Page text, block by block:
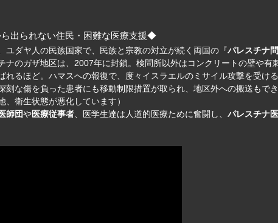
出られない住民・困難な医療支援◆
ユダヤ人の民族国家で、民族と宗教の対立が続く両国の『パレスチナ
ナのガザ地区は、2007年に封鎖。検問所以外はコンクリートの壁や
れるほど。ハマスへの報復で、度々イスラエルのミサイル攻撃を受
刻な傷を負った患者にも移動制限措置が取られ、地区外への搬送も
衛生状態が悪化しています）
師団や医療従事者 、医学生達は人道的医療ために奮闘し、パレスチナ